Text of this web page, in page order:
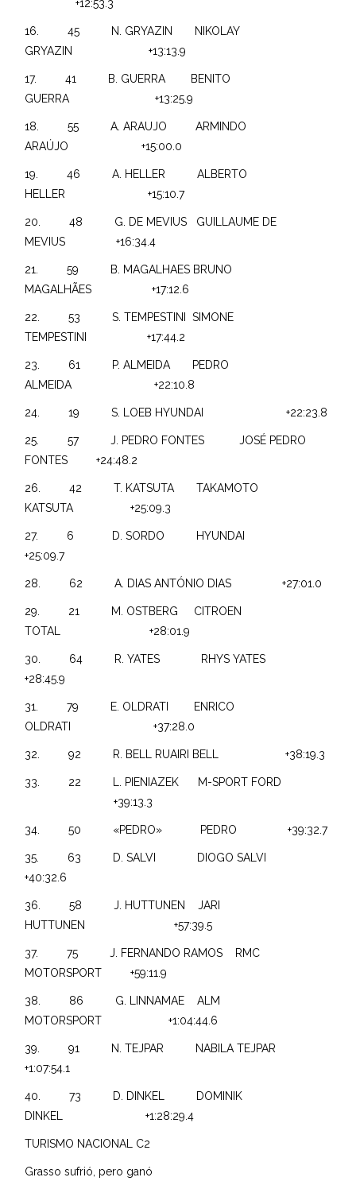
+12:53.3
16. 45 N. GRYAZIN NIKOLAY
GRYAZIN +13:13.9
17. 41 B. GUERRA BENITO
GUERRA +13:25.9
18. 55 A. ARAUJO ARMINDO
ARAÚJO +15:00.0
19. 46 A. HELLER ALBERTO
HELLER +15:10.7
20. 48 G. DE MEVIUS GUILLAUME DE
MEVIUS +16:34.4
21. 59 B. MAGALHAES BRUNO
MAGALHÃES +17:12.6
22. 53 S. TEMPESTINI SIMONE
TEMPESTINI +17:44.2
23. 61 P. ALMEIDA PEDRO
ALMEIDA +22:10.8
24. 19 S. LOEB HYUNDAI +22:23.8
25. 57 J. PEDRO FONTES JOSÉ PEDRO
FONTES +24:48.2
26. 42 T. KATSUTA TAKAMOTO
KATSUTA +25:09.3
27. 6 D. SORDO HYUNDAI
+25:09.7
28. 62 A. DIAS ANTÓNIO DIAS +27:01.0
29. 21 M. OSTBERG CITROEN
TOTAL +28:01.9
30. 64 R. YATES RHYS YATES
+28:45.9
31. 79 E. OLDRATI ENRICO
OLDRATI +37:28.0
32. 92 R. BELL RUAIRI BELL +38:19.3
33. 22 L. PIENIAZEK M-SPORT FORD
+39:13.3
34. 50 «PEDRO» PEDRO +39:32.7
35. 63 D. SALVI DIOGO SALVI
+40:32.6
36. 58 J. HUTTUNEN JARI
HUTTUNEN +57:39.5
37. 75 J. FERNANDO RAMOS RMC
MOTORSPORT +59:11.9
38. 86 G. LINNAMAE ALM
MOTORSPORT +1:04:44.6
39. 91 N. TEJPAR NABILA TEJPAR
+1:07:54.1
40. 73 D. DINKEL DOMINIK
DINKEL +1:28:29.4
TURISMO NACIONAL C2
Grasso sufrió, pero ganó